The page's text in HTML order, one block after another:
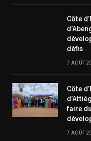
Côte
défis
7 AOÛT
Côte
faire
7 AOÛT